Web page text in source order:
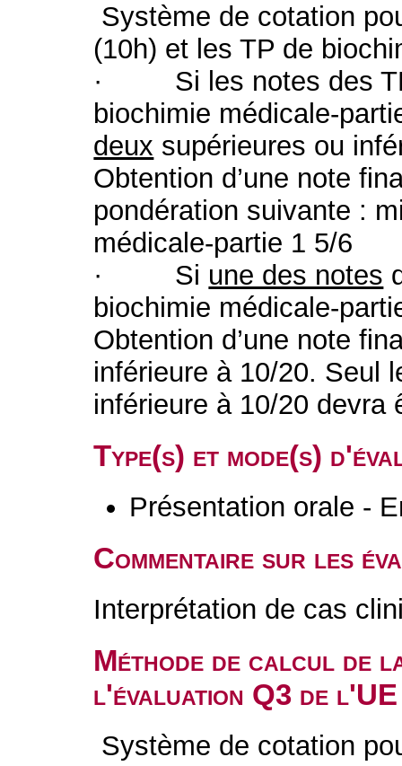
Système de cotation
(10h) et les TP de
· Si les notes des TP
biochimie médicale-
deux supérieures ou
Obtention d’une note
pondération suivante :
médicale-partie 1 5/6
· Si une des notes
biochimie médicale-
Obtention d’une note
inférieure à 10/20. Seul
inférieure à 10/20
Type(s) et mode(s)
Présentation orale -
Commentaire sur les
Interprétation de cas
Méthode de calcul de
l'évaluation Q3 de l'UE
Système de cotation